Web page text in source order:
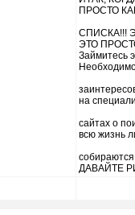
ПРОСТО
СПИСКА!!!
ЭТО
Займитесь
на
сайтах о
всю жизнь
ДАВАЙТЕ